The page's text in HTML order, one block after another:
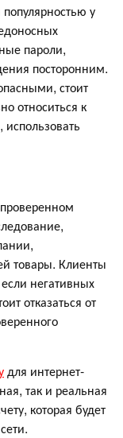
у
пароли,
посторонним.
стоит
относиться к
товары. Клиенты
негативных
отказаться от
для интернет-
так и реальная
которая будет